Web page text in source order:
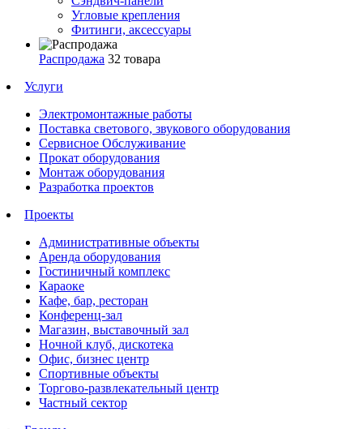
Угловые крепления
Фитинги, аксессуары
Распродажа 32 товара
Услуги
Электромонтажные работы
Поставка светового, звукового оборудования
Сервисное Обслуживание
Прокат оборудования
Монтаж оборудования
Разработка проектов
Проекты
Административные объекты
Аренда оборудования
Гостиничный комплекс
Караоке
Кафе, бар, ресторан
Конференц-зал
Магазин, выставочный зал
Ночной клуб, дискотека
Офис, бизнес центр
Спортивные объекты
Торгово-развлекательный центр
Частный сектор